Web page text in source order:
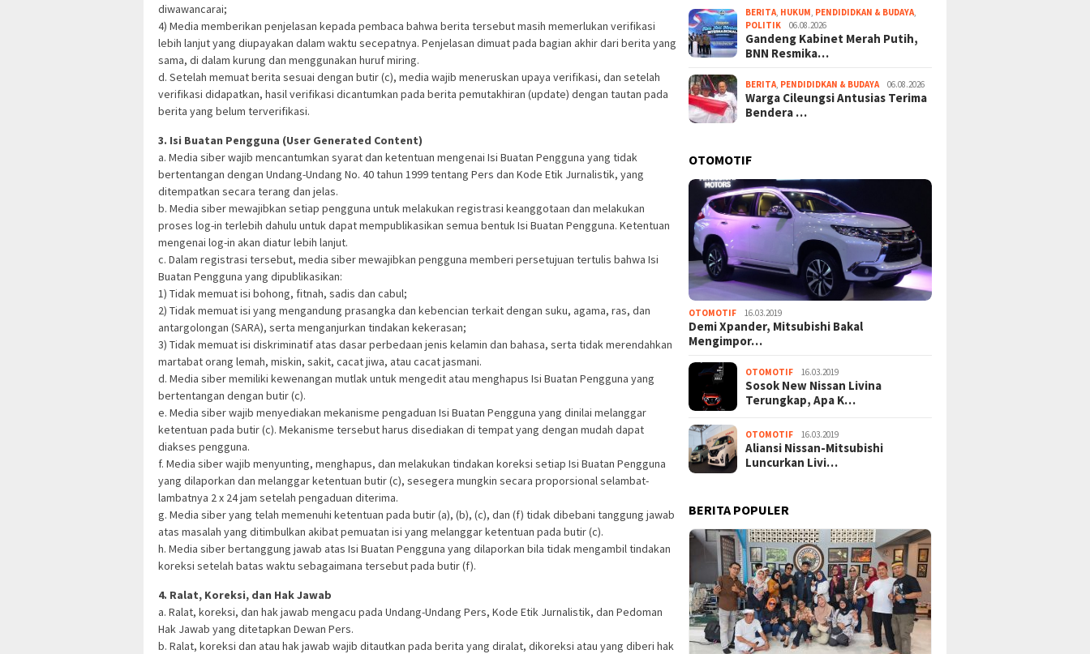
diwawancarai;
4) Media memberikan penjelasan kepada pembaca bahwa berita tersebut masih memerlukan verifikasi
lebih lanjut yang diupayakan dalam waktu secepatnya. Penjelasan dimuat pada bagian akhir dari berita yang
sama, di dalam kurung dan menggunakan huruf miring.
d. Setelah memuat berita sesuai dengan butir (c), media wajib meneruskan upaya verifikasi, dan setelah
verifikasi didapatkan, hasil verifikasi dicantumkan pada berita pemutakhiran (update) dengan tautan pada
berita yang belum terverifikasi.
3. Isi Buatan Pengguna (User Generated Content)
a. Media siber wajib mencantumkan syarat dan ketentuan mengenai Isi Buatan Pengguna yang tidak
bertentangan dengan Undang-Undang No. 40 tahun 1999 tentang Pers dan Kode Etik Jurnalistik, yang
ditempatkan secara terang dan jelas.
b. Media siber mewajibkan setiap pengguna untuk melakukan registrasi keanggotaan dan melakukan
proses log-in terlebih dahulu untuk dapat mempublikasikan semua bentuk Isi Buatan Pengguna. Ketentuan
mengenai log-in akan diatur lebih lanjut.
c. Dalam registrasi tersebut, media siber mewajibkan pengguna memberi persetujuan tertulis bahwa Isi
Buatan Pengguna yang dipublikasikan:
1) Tidak memuat isi bohong, fitnah, sadis dan cabul;
2) Tidak memuat isi yang mengandung prasangka dan kebencian terkait dengan suku, agama, ras, dan
antargolongan (SARA), serta menganjurkan tindakan kekerasan;
3) Tidak memuat isi diskriminatif atas dasar perbedaan jenis kelamin dan bahasa, serta tidak merendahkan
martabat orang lemah, miskin, sakit, cacat jiwa, atau cacat jasmani.
d. Media siber memiliki kewenangan mutlak untuk mengedit atau menghapus Isi Buatan Pengguna yang
bertentangan dengan butir (c).
e. Media siber wajib menyediakan mekanisme pengaduan Isi Buatan Pengguna yang dinilai melanggar
ketentuan pada butir (c). Mekanisme tersebut harus disediakan di tempat yang dengan mudah dapat
diakses pengguna.
f. Media siber wajib menyunting, menghapus, dan melakukan tindakan koreksi setiap Isi Buatan Pengguna
yang dilaporkan dan melanggar ketentuan butir (c), sesegera mungkin secara proporsional selambat-
lambatnya 2 x 24 jam setelah pengaduan diterima.
g. Media siber yang telah memenuhi ketentuan pada butir (a), (b), (c), dan (f) tidak dibebani tanggung jawab
atas masalah yang ditimbulkan akibat pemuatan isi yang melanggar ketentuan pada butir (c).
h. Media siber bertanggung jawab atas Isi Buatan Pengguna yang dilaporkan bila tidak mengambil tindakan
koreksi setelah batas waktu sebagaimana tersebut pada butir (f).
4. Ralat, Koreksi, dan Hak Jawab
a. Ralat, koreksi, dan hak jawab mengacu pada Undang-Undang Pers, Kode Etik Jurnalistik, dan Pedoman
Hak Jawab yang ditetapkan Dewan Pers.
b. Ralat, koreksi dan atau hak jawab wajib ditautkan pada berita yang diralat, dikoreksi atau yang diberi hak
BERITA, HUKUM, PENDIDIDKAN & BUDAYA,
POLITIK
06.08.2026
Gandeng Kabinet Merah Putih,
BNN Resmika…
BERITA, PENDIDIDKAN & BUDAYA 06.08.2026
Warga Cileungsi Antusias Terima
Bendera …
OTOMOTIF
OTOMOTIF 16.03.2019
Demi Xpander, Mitsubishi Bakal
Mengimpor…
OTOMOTIF 16.03.2019
Sosok New Nissan Livina
Terungkap, Apa K…
OTOMOTIF 16.03.2019
Aliansi Nissan-Mitsubishi
Luncurkan Livi…
BERITA POPULER